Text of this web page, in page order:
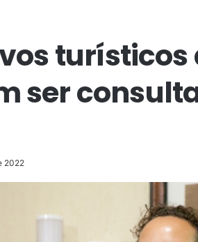
turísticos
ser
2022